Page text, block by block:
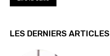
LES DERNIERS ARTICLES